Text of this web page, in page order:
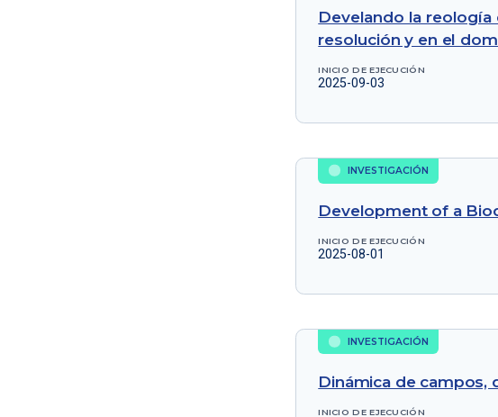
Develando la
resolución y en el
INICIO DE EJECUCIÓN
2025-09-03
INVESTIGACIÓN
Development of a
INICIO DE EJECUCIÓN
2025-08-01
INVESTIGACIÓN
Dinámica de
INICIO DE EJECUCIÓN